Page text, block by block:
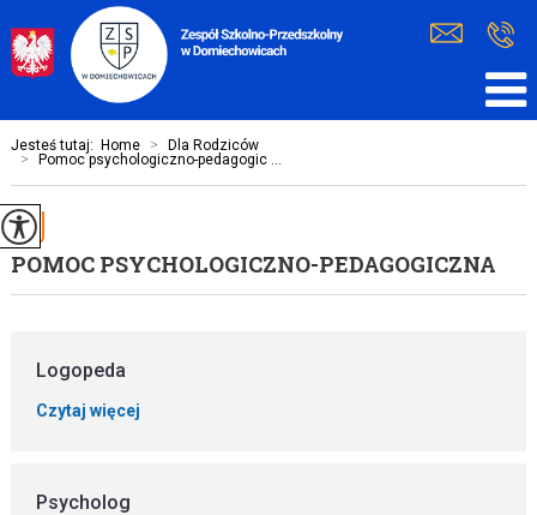
Jesteś tutaj: Home >
Dla Rodziców
>
Pomoc psychologiczno-pedagogic ...
POMOC PSYCHOLOGICZNO-PEDAGOGICZNA
Logopeda
Czytaj więcej
Psycholog